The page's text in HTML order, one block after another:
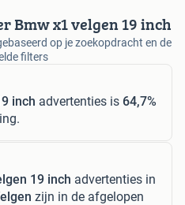
Bmw x1 velgen 19 inch
op je zoekopdracht en de
filters
inch advertenties is 64,7%
19 inch advertenties in
zijn in de afgelopen